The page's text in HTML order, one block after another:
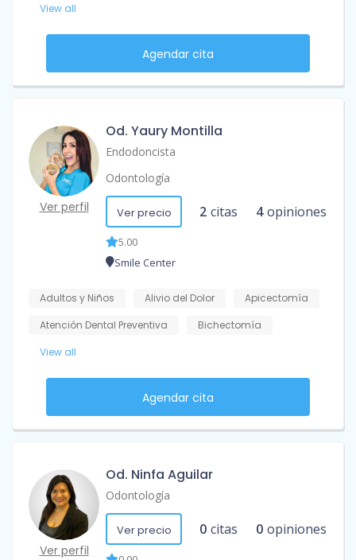
View all
Agendar cita
Ver perfil
Od. Yaury Montilla
Endodoncista
Odontología
Ver precio 2 citas 4 opiniones
5.00
Smile Center
Adultos y Niños Alivio del Dolor
Apicectomía
Atención Dental Preventiva
Bichectomía
View all
Agendar cita
Ver perfil
Od. Ninfa Aguilar
Odontología
Ver precio 0 citas 0 opiniones